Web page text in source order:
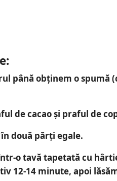
până obținem o spumă
de cacao și praful de
două părți egale.
o tavă tapetată cu
12-14 minute, apoi